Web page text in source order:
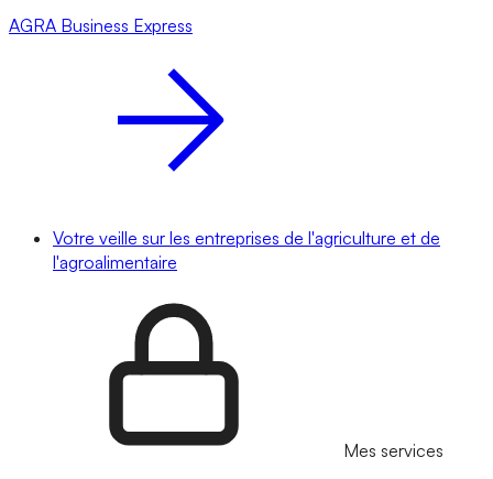
AGRA Business Express
Votre veille sur les entreprises de l'agriculture et de
l'agroalimentaire
Mes services